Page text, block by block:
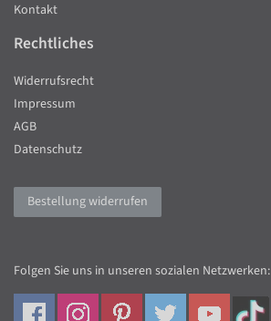
Kontakt
Rechtliches
Widerrufsrecht
Impressum
AGB
Datenschutz
Bestellung widerrufen
Folgen Sie uns in unseren sozialen Netzwerken: